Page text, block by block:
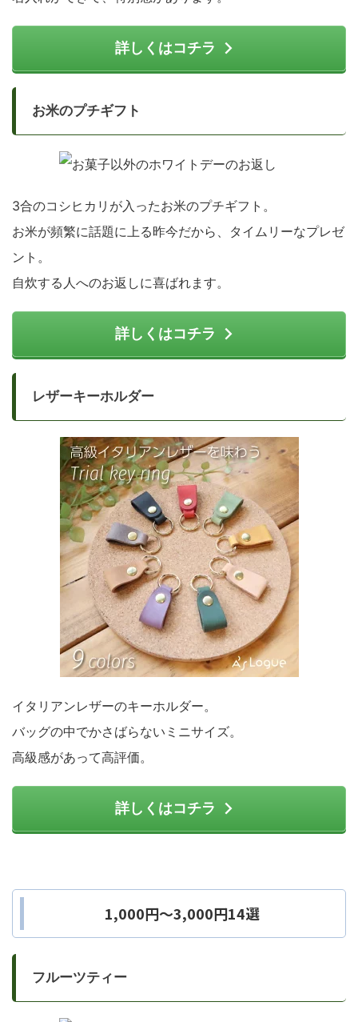
詳しくはコチラ
お米のプチギフト
3合のコシヒカリが入ったお米のプチギフト。
お米が頻繁に話題に上る昨今だから、タイムリーなプレゼ
ント。
自炊する人へのお返しに喜ばれます。
詳しくはコチラ
レザーキーホルダー
イタリアンレザーのキーホルダー。
バッグの中でかさばらないミニサイズ。
高級感があって高評価。
詳しくはコチラ
1,000円～3,000円14選
フルーツティー